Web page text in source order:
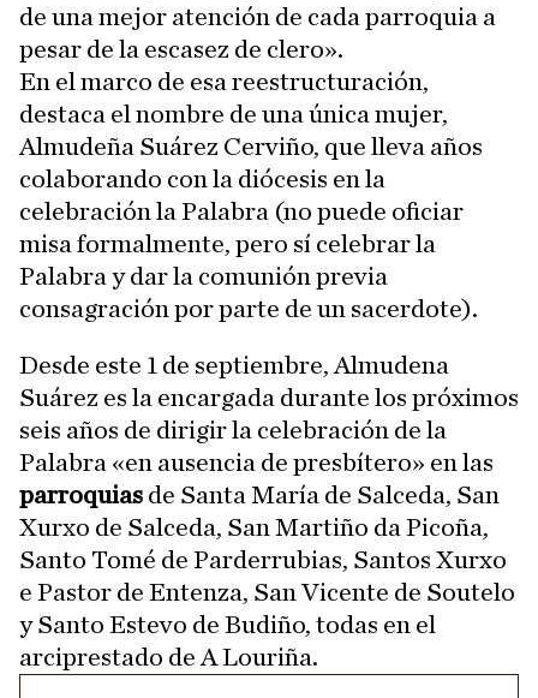
de una mejor atención de cada parroquia a
pesar de la escasez de clero».
En el marco de esa reestructuración,
destaca el nombre de una única mujer,
Almudeña Suárez Cerviño, que lleva años
colaborando con la diócesis en la
celebración la Palabra (no puede oficiar
misa formalmente, pero sí celebrar la
Palabra y dar la comunión previa
consagración por parte de un sacerdote).
Desde este 1 de septiembre, Almudena
Suárez es la encargada durante los próximos
seis años de dirigir la celebración de la
Palabra «en ausencia de presbítero» en las
parroquias de Santa María de Salceda, San
Xurxo de Salceda, San Martiño da Picoña,
Santo Tomé de Parderrubias, Santos Xurxo
e Pastor de Entenza, San Vicente de Soutelo
y Santo Estevo de Budiño, todas en el
arciprestado de A Louriña.